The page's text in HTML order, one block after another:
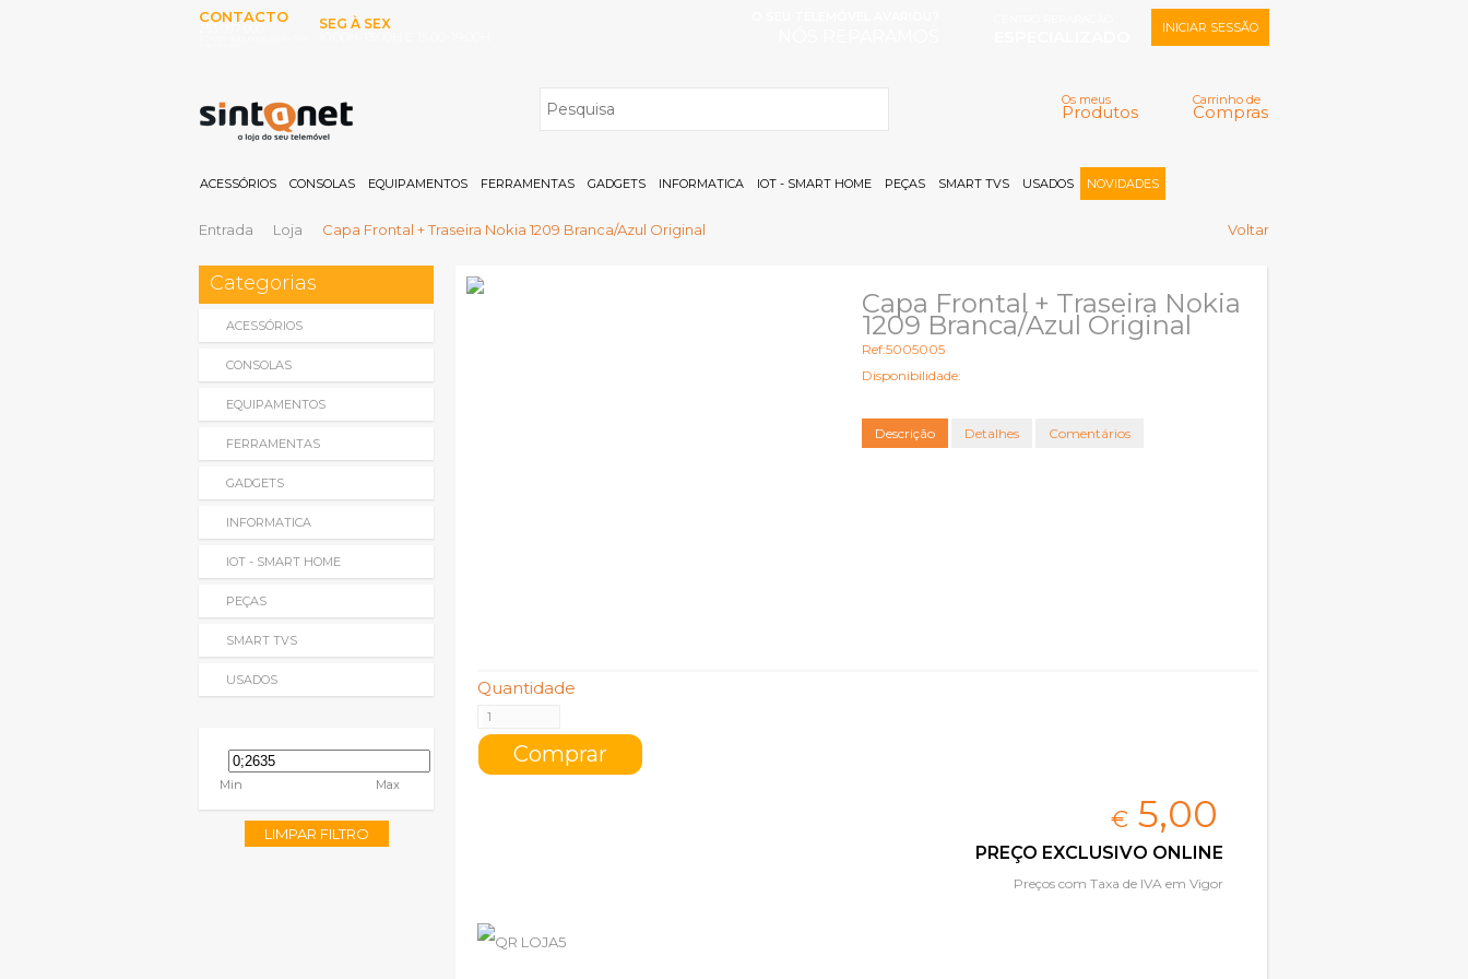
CONTACTO
SEG À SEX
Carrinho de
Compras
Os meus
Produtos
INICIAR SESSÃO
Memorizar
Registar |
ACESSÓRIOS CONSOLAS EQUIPAMENTOS FERRAMENTAS GADGETS INFORMATICA IOT - SMART HOME PEÇAS SMART TVS USADOS NOVIDADES
Entrada Loja Capa Frontal + Traseira Nokia 1209 Branca/Azul Original Voltar
Categorias
ACESSÓRIOS
CONSOLAS
EQUIPAMENTOS
FERRAMENTAS
GADGETS
INFORMATICA
IOT - SMART HOME
PEÇAS
SMART TVS
USADOS
Min Max
LIMPAR FILTRO
Capa Frontal + Traseira Nokia
1209 Branca/Azul Original
Ref:5005005
Disponibilidade:
Descrição Detalhes Comentários
Quantidade
€ 5,00
PREÇO EXCLUSIVO ONLINE
Preços com Taxa de IVA em Vigor